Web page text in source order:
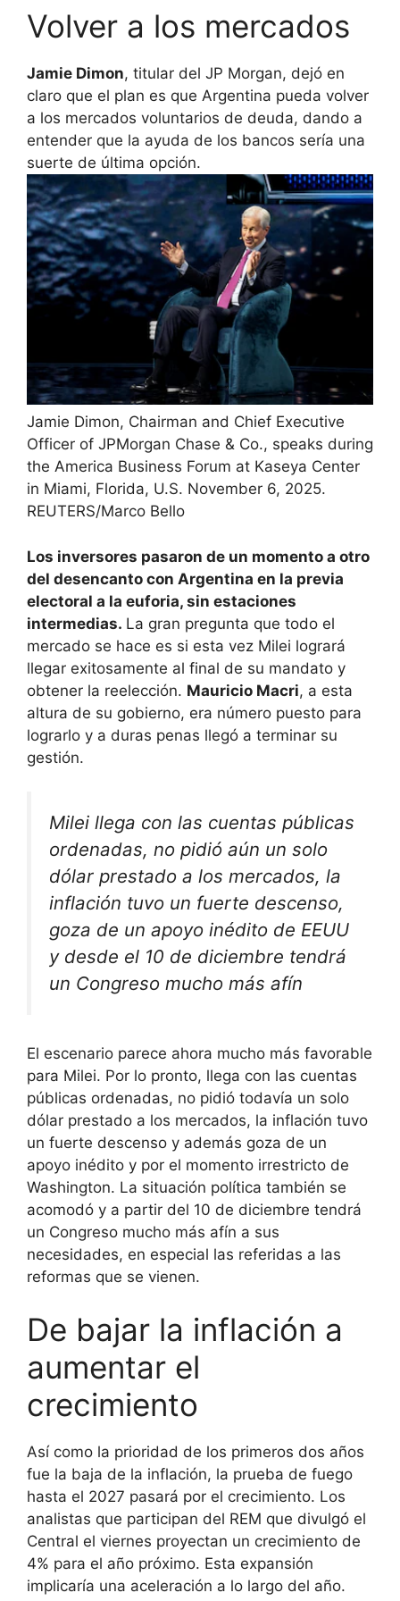
Volver a los mercados
Jamie Dimon, titular del JP Morgan, dejó en
claro que el plan es que Argentina pueda volver
a los mercados voluntarios de deuda, dando a
entender que la ayuda de los bancos sería una
suerte de última opción.
Jamie Dimon, Chairman and Chief Executive
Officer of JPMorgan Chase & Co., speaks during
the America Business Forum at Kaseya Center
in Miami, Florida, U.S. November 6, 2025.
REUTERS/Marco Bello
Los inversores pasaron de un momento a otro
del desencanto con Argentina en la previa
electoral a la euforia, sin estaciones
intermedias. La gran pregunta que todo el
mercado se hace es si esta vez Milei logrará
llegar exitosamente al final de su mandato y
obtener la reelección. Mauricio Macri, a esta
altura de su gobierno, era número puesto para
lograrlo y a duras penas llegó a terminar su
gestión.
Milei llega con las cuentas públicas
ordenadas, no pidió aún un solo
dólar prestado a los mercados, la
inflación tuvo un fuerte descenso,
goza de un apoyo inédito de EEUU
y desde el 10 de diciembre tendrá
un Congreso mucho más afín
El escenario parece ahora mucho más favorable
para Milei. Por lo pronto, llega con las cuentas
públicas ordenadas, no pidió todavía un solo
dólar prestado a los mercados, la inflación tuvo
un fuerte descenso y además goza de un
apoyo inédito y por el momento irrestricto de
Washington. La situación política también se
acomodó y a partir del 10 de diciembre tendrá
un Congreso mucho más afín a sus
necesidades, en especial las referidas a las
reformas que se vienen.
De bajar la inflación a
aumentar el
crecimiento
Así como la prioridad de los primeros dos años
fue la baja de la inflación, la prueba de fuego
hasta el 2027 pasará por el crecimiento. Los
analistas que participan del REM que divulgó el
Central el viernes proyectan un crecimiento de
4% para el año próximo. Esta expansión
implicaría una aceleración a lo largo del año.